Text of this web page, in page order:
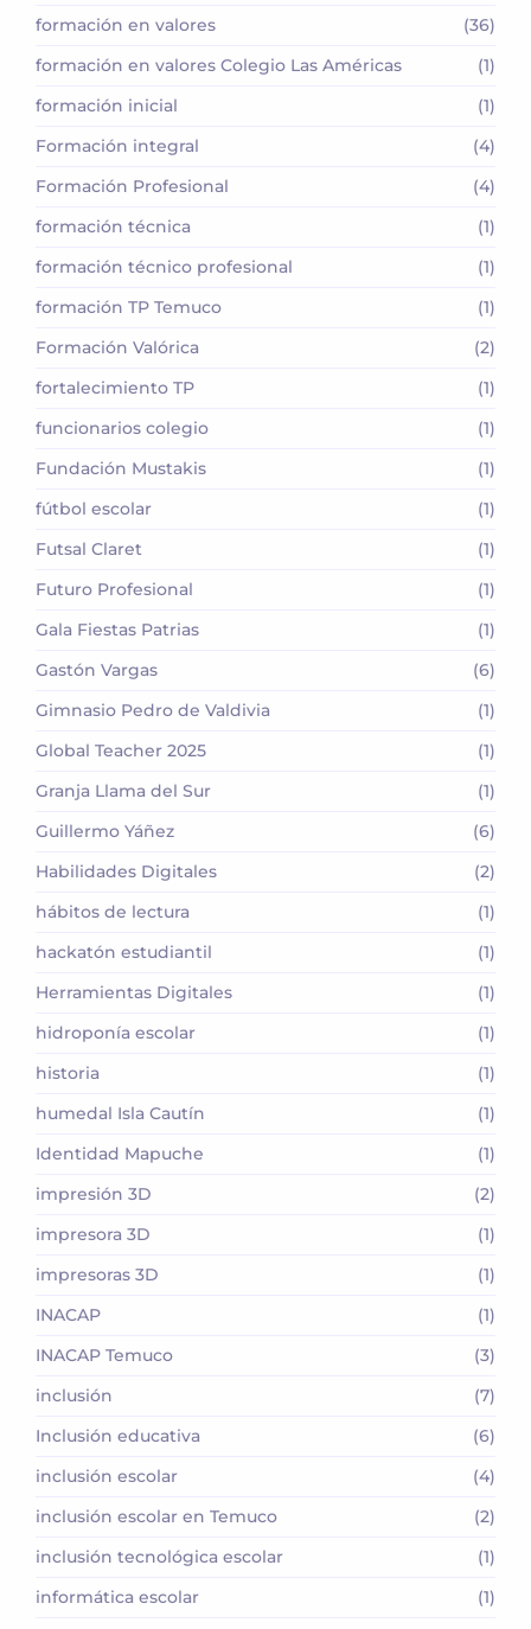
formación en valores
(36)
formación en valores Colegio Las Américas
(1)
formación inicial
(1)
Formación integral
(4)
Formación Profesional
(4)
formación técnica
(1)
formación técnico profesional
(1)
formación TP Temuco
(1)
Formación Valórica
(2)
fortalecimiento TP
(1)
funcionarios colegio
(1)
Fundación Mustakis
(1)
fútbol escolar
(1)
Futsal Claret
(1)
Futuro Profesional
(1)
Gala Fiestas Patrias
(1)
Gastón Vargas
(6)
Gimnasio Pedro de Valdivia
(1)
Global Teacher 2025
(1)
Granja Llama del Sur
(1)
Guillermo Yáñez
(6)
Habilidades Digitales
(2)
hábitos de lectura
(1)
hackatón estudiantil
(1)
Herramientas Digitales
(1)
hidroponía escolar
(1)
historia
(1)
humedal Isla Cautín
(1)
Identidad Mapuche
(1)
impresión 3D
(2)
impresora 3D
(1)
impresoras 3D
(1)
INACAP
(1)
INACAP Temuco
(3)
inclusión
(7)
Inclusión educativa
(6)
inclusión escolar
(4)
inclusión escolar en Temuco
(2)
inclusión tecnológica escolar
(1)
informática escolar
(1)